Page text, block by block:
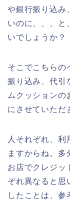
や銀行振り込み
いのに、、、と
いでしょうか？
そこでこちらの
振り込み、代引
ムクッションの
にさせていただ
人それぞれ、
ますからね。多
お店でクレジッ
ぞれ異なると思
したことは、参